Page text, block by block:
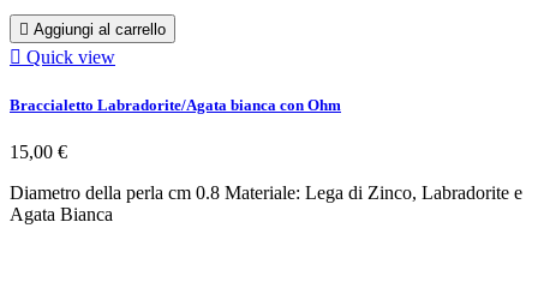
 Aggiungi al carrello
 Quick view
Braccialetto Labradorite/Agata bianca con Ohm
15,00 €
Diametro della perla cm 0.8 Materiale: Lega di Zinco, Labradorite e
Agata Bianca